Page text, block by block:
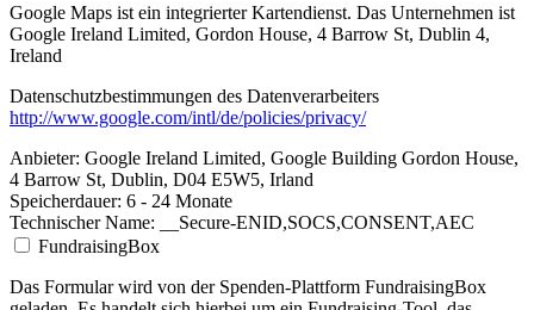
Google Maps ist ein integrierter Kartendienst. Das Unternehmen ist
Google Ireland Limited, Gordon House, 4 Barrow St, Dublin 4,
Ireland
Datenschutzbestimmungen des Datenverarbeiters
http://www.google.com/intl/de/policies/privacy/
Anbieter: Google Ireland Limited, Google Building Gordon House,
4 Barrow St, Dublin, D04 E5W5, Irland
Speicherdauer: 6 - 24 Monate
Technischer Name: __Secure-ENID,SOCS,CONSENT,AEC
FundraisingBox
Das Formular wird von der Spenden-Plattform FundraisingBox